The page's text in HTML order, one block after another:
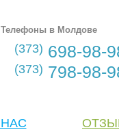
Телефоны в Молдове
(373) 698-98-
(373) 798-98-